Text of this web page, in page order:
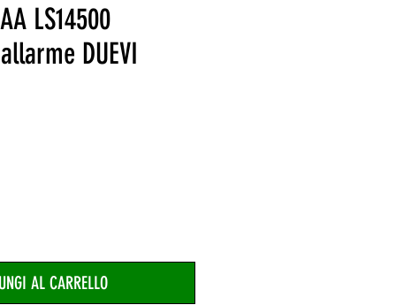
LS14500
DUEVI
AL CARRELLO